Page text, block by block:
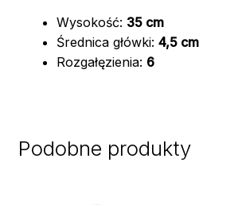
Wysokość: 35 cm
Średnica główki: 4,5 cm
Rozgałęzienia: 6
Podobne produkty